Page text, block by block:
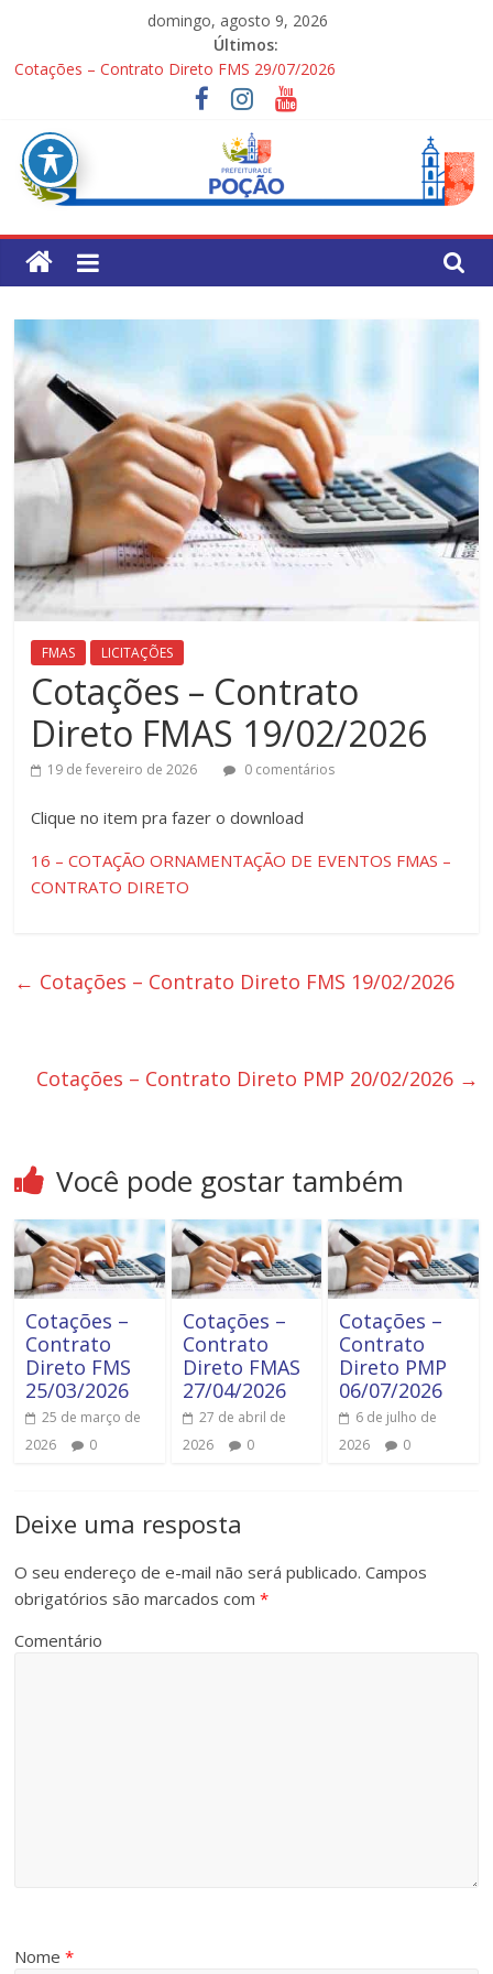
domingo, agosto 9, 2026
Últimos:
Cotações – Contrato Direto FMS 29/07/2026
PONTOS TURÍSTICOS DE POÇÃO
Processo Seletivo Simplificado para Gestores Escolares da Rede
Municipal
1ª Festa dos Pais
Processo Seletivo Simplificado Secretaria de Saúde
Pref.
Mun.
de
Poção
FMAS LICITAÇÕES
Cotações – Contrato
Direto FMAS 19/02/2026
19 de fevereiro de 2026 0 comentários
Clique ​no item pra fazer o download
16 – COTAÇÃO ORNAMENTAÇÃO DE EVENTOS FMAS –
CONTRATO DIRETO
← Cotações – Contrato Direto FMS 19/02/2026
Cotações – Contrato Direto PMP 20/02/2026 →
Você pode gostar também
Cotações –
Contrato
Direto FMS
25/03/2026
25 de março de
2026
0
Cotações –
Contrato
Direto FMAS
27/04/2026
27 de abril de
2026
0
Cotações –
Contrato
Direto PMP
06/07/2026
6 de julho de
2026
0
Deixe uma resposta
O seu endereço de e-mail não será publicado. Campos
obrigatórios são marcados com*
Comentário
Nome*